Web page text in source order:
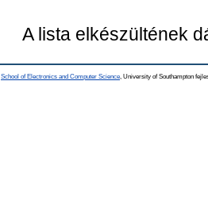
A lista elkészültének
School of Electronics and Computer Science , University of Southampton